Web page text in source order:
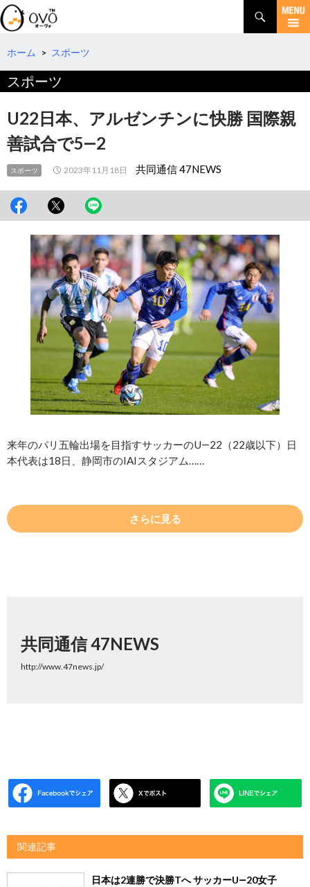
検
索
コ
テ
へ
移
動
ホーム > スポーツ
スポーツ
U22日本、アルゼンチンに快勝 国際親
善試合で5―2
スポーツ 2023年11月18日 共同通信 47NEWS
来年のパリ五輪出場を目指すサッカーのU―22（22歳以下）日
本代表は18日、静岡市のIAIスタジアム……
さらに見る
共同通信 47NEWS
http://www.47news.jp/
関連記事
日本は2連勝で決勝Tへ サッカーU―20女子